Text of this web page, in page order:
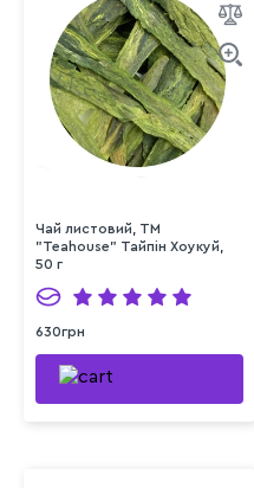
Чай листовий, ТМ
"Teahouse" Тайпін Хоукуй,
50 г
630грн